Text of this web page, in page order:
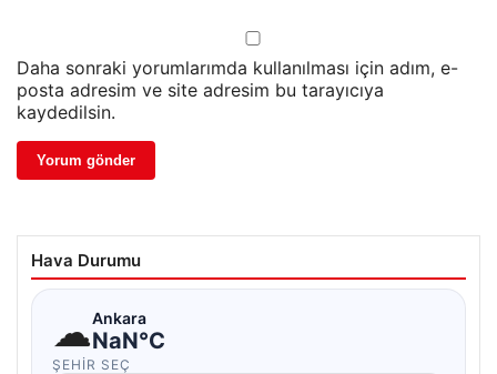
Daha sonraki yorumlarımda kullanılması için adım, e-
posta adresim ve site adresim bu tarayıcıya
kaydedilsin.
Hava Durumu
☁Ankara
NaN°C
ŞEHIR SEÇ